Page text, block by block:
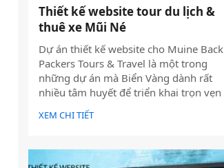
Thiết kế website tour du lịch &
thuê xe Mũi Né
Dự án thiết kế website cho Muine Back
Packers Tours & Travel là một trong
những dự án mà Biển Vàng dành rất
nhiều tâm huyết để triển khai trọn vẹn
cả về giao diện, trải nghiệm người dùng
và hiệu quả vận hành thực tế.
XEM CHI TIẾT